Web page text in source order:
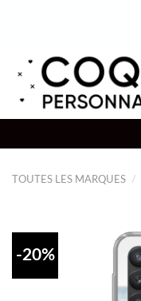
TOUTES LES MARQUES /
-20%